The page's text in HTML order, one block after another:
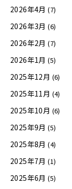
2026年4月 (7)
2026年3月 (6)
2026年2月 (7)
2026年1月 (5)
2025年12月 (6)
2025年11月 (4)
2025年10月 (6)
2025年9月 (5)
2025年8月 (4)
2025年7月 (1)
2025年6月 (5)